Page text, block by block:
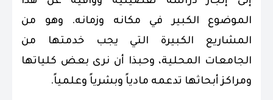
الموضوع الكبير في مكانه وزمانه. وهو من
المشاريع الكبيرة التي يجب خدمتها من
الجامعات المحلية، وحبذا أن نرى بعض كلياتها
ومراكز أبحاثها تدعمه مادياً وبشرياً وعلمياً.